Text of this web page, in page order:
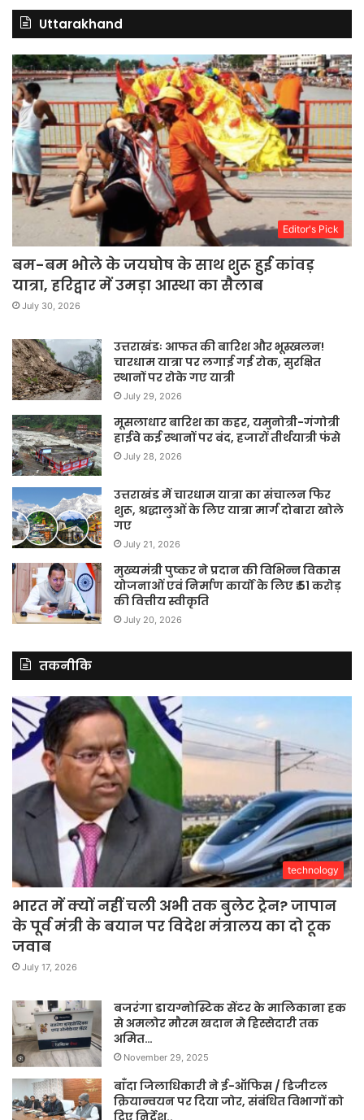
Uttarakhand
Editor's Pick
बम-बम भोले के जयघोष के साथ शुरू हुई कांवड़
यात्रा, हरिद्वार में उमड़ा आस्था का सैलाब
July 30, 2026
उत्तराखंडः आफत की बारिश और भूस्खलन!
चारधाम यात्रा पर लगाई गई रोक, सुरक्षित
स्थानों पर रोके गए यात्री
July 29, 2026
मूसलाधार बारिश का कहर, यमुनोत्री-गंगोत्री
हाईवे कई स्थानों पर बंद, हजारों तीर्थयात्री फंसे
July 28, 2026
उत्तराखंड में चारधाम यात्रा का संचालन फिर
शुरू, श्रद्धालुओं के लिए यात्रा मार्ग दोबारा खोले
गए
July 21, 2026
मुख्यमंत्री पुष्कर ने प्रदान की विभिन्न विकास
योजनाओं एवं निर्माण कार्यों के लिए ₹ 51 करोड़
की वित्तीय स्वीकृति
July 20, 2026
तकनीकि
technology
भारत में क्यों नहीं चली अभी तक बुलेट ट्रेन? जापान
के पूर्व मंत्री के बयान पर विदेश मंत्रालय का दो टूक
जवाब
July 17, 2026
बजरंगा डायग्नोस्टिक सेंटर के मालिकाना हक
से अमलोर मौरम खदान मे हिस्सेदारी तक
अमित…
November 29, 2025
बाँदा जिलाधिकारी ने ई-ऑफिस / डिजीटल
क्रियान्वयन पर दिया जोर, संबंधित विभागों को